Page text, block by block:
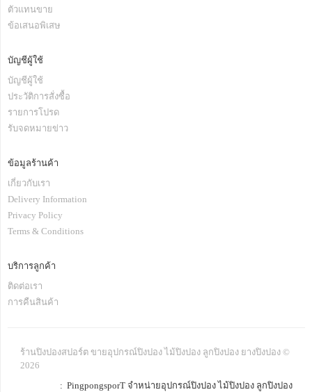
ตัวแทนขาย
ข้อเสนอพิเสษ
บัญชีผู้ใช้
บัญชีผู้ใช้
ประวัติการสั่งซื้อ
รายการโปรด
รับจดหมายข่าว
ข้อมูลร้านค้า
เกี่ยวกับเรา
Delivery Information
Privacy Policy
Terms & Conditions
บริการลูกค้า
ติดต่อเรา
การคืนสินค้า
ร้านปิงปองสปอร์ต ขายอุปกรณ์ปิงปอง ไม้ปิงปอง ลูกปิงปอง ยางปิงปอง ©
2026
: PingpongsporT จำหน่ายอุปกรณ์ปิงปอง ไม้ปิงปอง ลูกปิงปอง